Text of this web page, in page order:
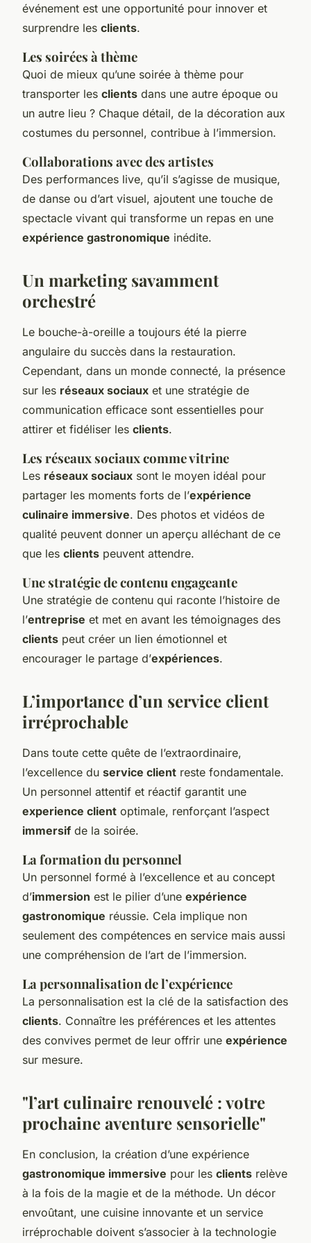
événement est une opportunité pour innover et
surprendre les clients.
Les soirées à thème
Quoi de mieux qu’une soirée à thème pour
transporter les clients dans une autre époque ou
un autre lieu ? Chaque détail, de la décoration aux
costumes du personnel, contribue à l’immersion.
Collaborations avec des artistes
Des performances live, qu’il s’agisse de musique,
de danse ou d’art visuel, ajoutent une touche de
spectacle vivant qui transforme un repas en une
expérience gastronomique inédite.
Un marketing savamment
orchestré
Le bouche-à-oreille a toujours été la pierre
angulaire du succès dans la restauration.
Cependant, dans un monde connecté, la présence
sur les réseaux sociaux et une stratégie de
communication efficace sont essentielles pour
attirer et fidéliser les clients.
Les réseaux sociaux comme vitrine
Les réseaux sociaux sont le moyen idéal pour
partager les moments forts de l’expérience
culinaire immersive. Des photos et vidéos de
qualité peuvent donner un aperçu alléchant de ce
que les clients peuvent attendre.
Une stratégie de contenu engageante
Une stratégie de contenu qui raconte l’histoire de
l’entreprise et met en avant les témoignages des
clients peut créer un lien émotionnel et
encourager le partage d’expériences.
L’importance d’un service client
irréprochable
Dans toute cette quête de l’extraordinaire,
l’excellence du service client reste fondamentale.
Un personnel attentif et réactif garantit une
experience client optimale, renforçant l’aspect
immersif de la soirée.
La formation du personnel
Un personnel formé à l’excellence et au concept
d’immersion est le pilier d’une expérience
gastronomique réussie. Cela implique non
seulement des compétences en service mais aussi
une compréhension de l’art de l’immersion.
La personnalisation de l’expérience
La personnalisation est la clé de la satisfaction des
clients. Connaître les préférences et les attentes
des convives permet de leur offrir une expérience
sur mesure.
"l’art culinaire renouvelé : votre
prochaine aventure sensorielle"
En conclusion, la création d’une expérience
gastronomique immersive pour les clients relève
à la fois de la magie et de la méthode. Un décor
envoûtant, une cuisine innovante et un service
irréprochable doivent s’associer à la technologie